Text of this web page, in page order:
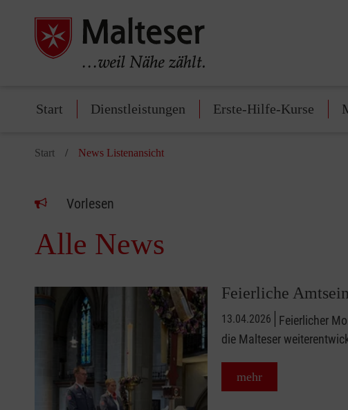
Start Dienstleistungen Erste-Hilfe-Kurse
Start News Listenansicht
Vorlesen
Alle News
Feierliche
13.04.2026
Feierlicher
die Malteser
mehr